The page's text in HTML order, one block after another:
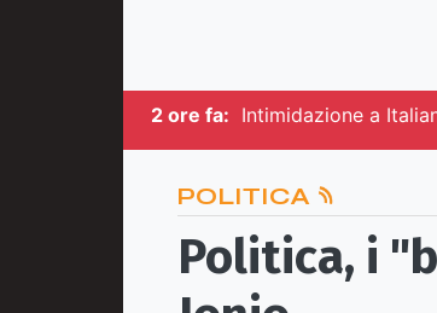
2 ore fa: Intimidazione a
POLITICA
Politica, i